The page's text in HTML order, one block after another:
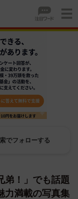
でフォローする
！」でも話題
満載の写真集